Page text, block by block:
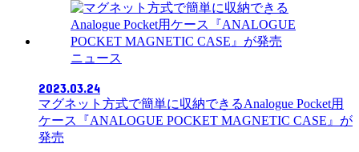
ニュース
2023.03.24
マグネット方式で簡単に収納できるAnalogue Pocket用
ケース『ANALOGUE POCKET MAGNETIC CASE』が
発売